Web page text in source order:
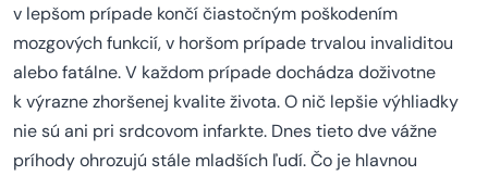
v lepšom prípade končí čiastočným poškodením
mozgových funkcií, v horšom prípade trvalou invaliditou
alebo fatálne. V každom prípade dochádza doživotne
k výrazne zhoršenej kvalite života. O nič lepšie výhliadky
nie sú ani pri srdcovom infarkte. Dnes tieto dve vážne
príhody ohrozujú stále mladších ľudí. Čo je hlavnou